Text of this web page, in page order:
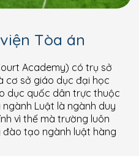
Tòa án
Academy) có trụ sở
cơ sở giáo dục đại học
dục quốc dân trực thuộc
Luật là ngành duy
vì thế mà trường luôn
tạo ngành luật hàng